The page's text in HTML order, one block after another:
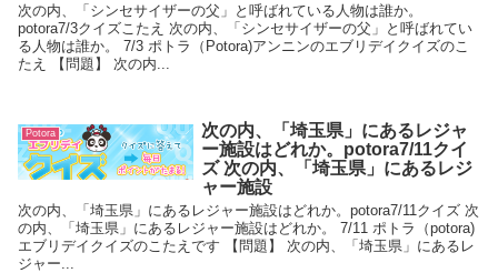
次の内、「シンセサイザーの父」と呼ばれている人物は誰か。
potora7/3クイズこたえ 次の内、「シンセサイザーの父」と呼ばれてい
る人物は誰か。 7/3 ポトラ（Potora)アンニンのエブリデイクイズのこ
たえ 【問題】 次の内...
Potora
次の内、「埼玉県」にあるレジャ
ー施設はどれか。potora7/11クイ
ズ 次の内、「埼玉県」にあるレジ
ャー施設
次の内、「埼玉県」にあるレジャー施設はどれか。potora7/11クイズ 次
の内、「埼玉県」にあるレジャー施設はどれか。 7/11 ポトラ（potora)
エブリデイクイズのこたえです 【問題】 次の内、「埼玉県」にあるレ
ジャー...